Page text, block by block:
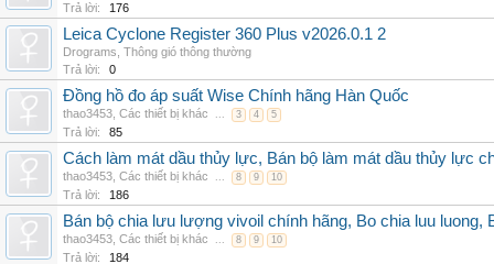
Trả lời: 176
Leica Cyclone Register 360 Plus v2026.0.1 2
Drograms Thông gió thông thường
Trả lời:
0
Đồng hồ đo áp suất Wise Chính hãng Hàn Quốc
thao3453 Các thiết bị khác ... 3 4 5
Trả lời: 85
Cách làm mát dầu thủy lực, Bán bộ làm mát dầu thủy lực
thao3453 Các thiết bị khác ... 8 9 10
Trả lời: 186
Bán bộ chia lưu lượng vivoil chính hãng, Bo chia luu
thao3453 Các thiết bị khác ... 8 9 10
Trả lời:
184